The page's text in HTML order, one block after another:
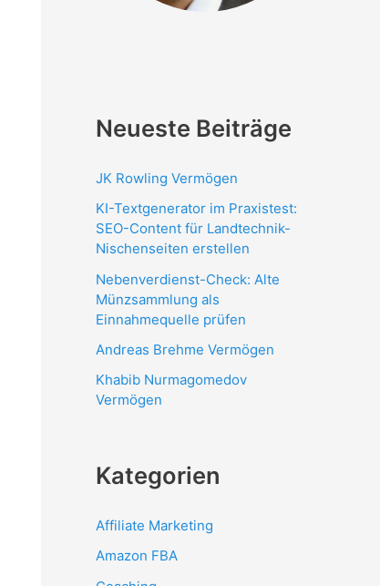
Neueste Beiträge
JK Rowling Vermögen
KI-Textgenerator im Praxistest:
SEO-Content für Landtechnik-
Nischenseiten erstellen
Nebenverdienst-Check: Alte
Münzsammlung als
Einnahmequelle prüfen
Andreas Brehme Vermögen
Khabib Nurmagomedov
Vermögen
Kategorien
Affiliate Marketing
Amazon FBA